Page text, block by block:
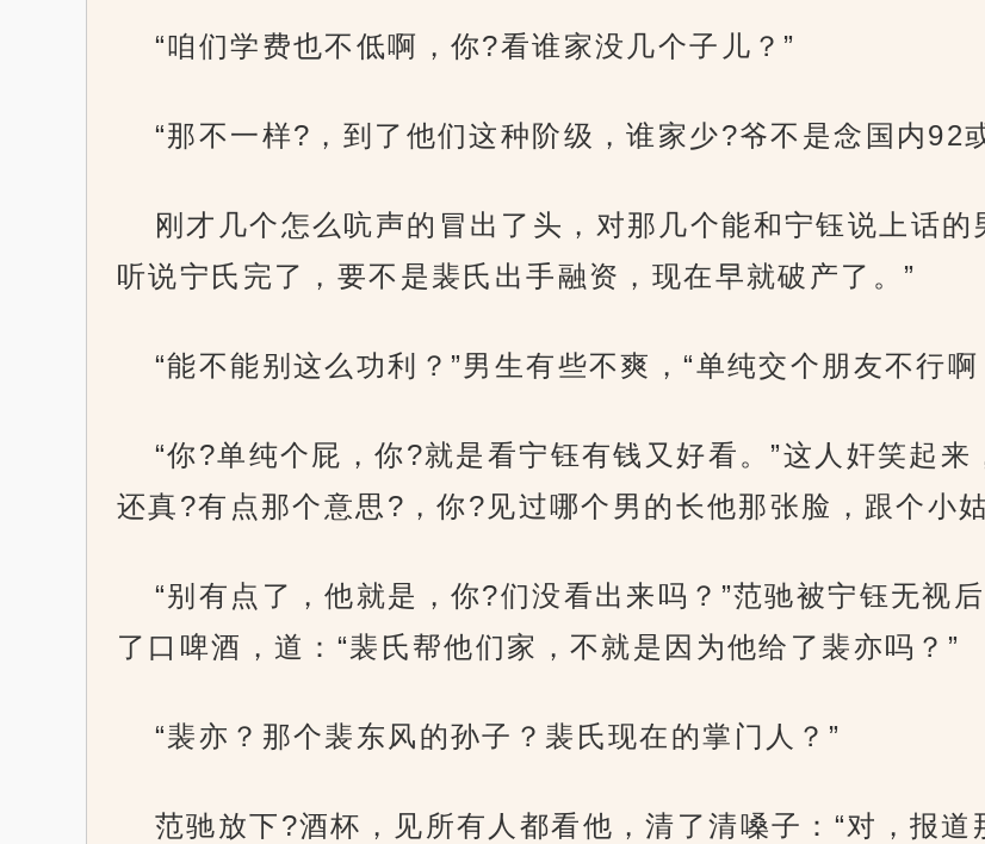
“咱们学费也不低啊，你?看谁家没几个子儿？”
“那不一样?，到了他们这种阶级，谁家少?爷不是念国内92
刚才几个怎么吭声的冒出了头，对那几个能和宁钰说上话的
听说宁氏完了，要不是裴氏出手融资，现在早就破产了。”
“能不能别这么功利？”男生有些不爽，“单纯交个朋友不行啊
“你?单纯个屁，你?就是看宁钰有钱又好看。”这人奸笑起
还真?有点那个意思?，你?见过哪个男的长他那张脸，跟个小
“别有点了，他就是，你?们没看出来吗？”范驰被宁钰无视
了口啤酒，道：“裴氏帮他们家，不就是因为他给了裴亦吗？”
“裴亦？那个裴东风的孙子？裴氏现在的掌门人？”
范驰放下?酒杯，见所有人都看他，清了清嗓子：“对，报